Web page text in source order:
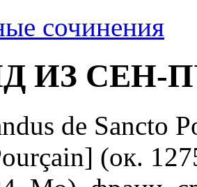
сочинения
ИЗ СЕН-
de Sancto
(ок.